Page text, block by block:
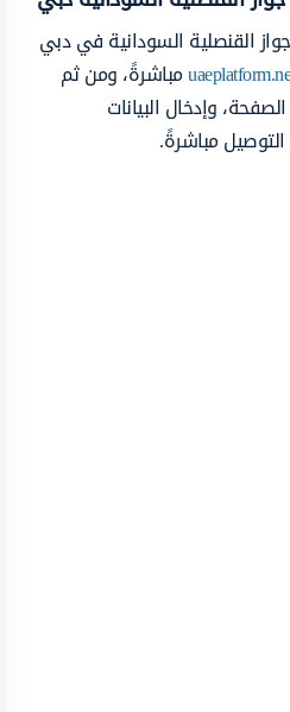
القنصلية السودانية في دبي
مباشرةً، ومن ثم
وإدخال البيانات
مباشرةً.